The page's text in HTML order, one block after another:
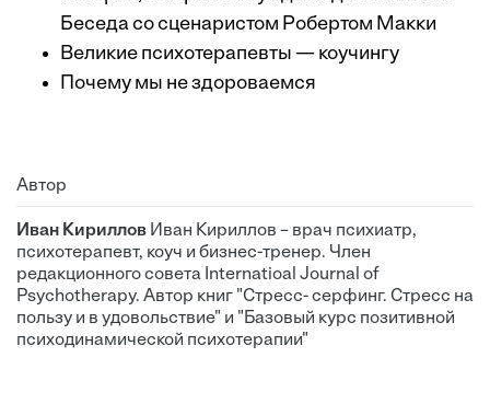
Беседа со сценаристом Робертом Макки
Великие психотерапевты — коучингу
Почему мы не здороваемся
Автор
Иван Кириллов Иван Кириллов – врач психиатр,
психотерапевт, коуч и бизнес-тренер. Член
редакционного совета Internatioal Journal of
Psychotherapy. Автор книг "Стресс- серфинг. Стресс на
пользу и в удовольствие" и "Базовый курс позитивной
психодинамической психотерапии"